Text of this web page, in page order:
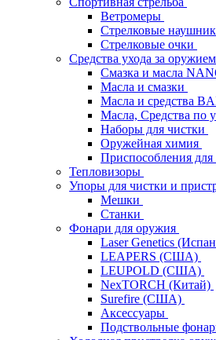
Ветромеры
Стрелковые
Стрелковые очки
Средства ухода за оружием
Смазка и масла
Масла и смазки
Масла и средства
Масла, Средства по
Наборы для чистки
Оружейная химия
Приспособления для
Тепловизоры
Упоры для чистки и
Мешки
Станки
Фонари для оружия
Laser Genetics
LEAPERS (США)
LEUPOLD (США)
NexTORCH (Китай)
Surefire (США)
Аксессуары
Подствольные